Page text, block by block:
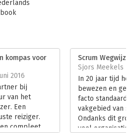
Haren Publishing B.V.
1-2025
Practice Guides
kompas voor
2016
bij
van het
Een
reiziger.
compleet
Scrum Wegwijzer
Sjors Meekels |
In 20 jaar tijd
bewezen en
facto standaard
vakgebied van
Ondanks dit
veel organisaties